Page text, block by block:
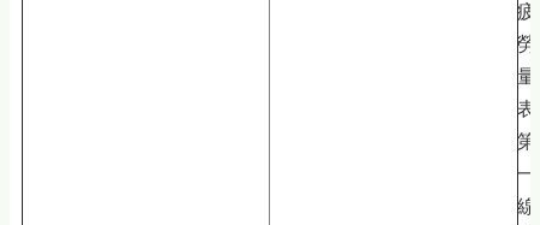
疲
勞
量
表
第
一
線